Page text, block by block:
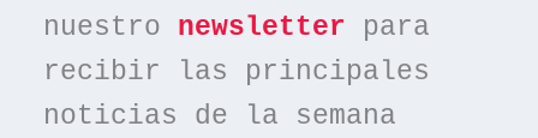
nuestro newsletter para
recibir las principales
noticias de la semana